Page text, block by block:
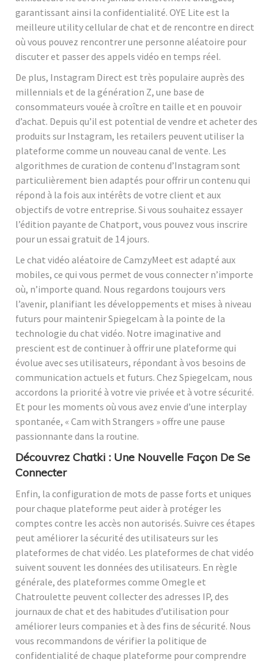
garantissant ainsi la confidentialité. OYE Lite est la
meilleure utility cellular de chat et de rencontre en direct
où vous pouvez rencontrer une personne aléatoire pour
discuter et passer des appels vidéo en temps réel.
De plus, Instagram Direct est très populaire auprès des
millennials et de la génération Z, une base de
consommateurs vouée à croître en taille et en pouvoir
d’achat. Depuis qu’il est potential de vendre et acheter des
produits sur Instagram, les retailers peuvent utiliser la
plateforme comme un nouveau canal de vente. Les
algorithmes de curation de contenu d’Instagram sont
particulièrement bien adaptés pour offrir un contenu qui
répond à la fois aux intérêts de votre client et aux
objectifs de votre entreprise. Si vous souhaitez essayer
l’édition payante de Chatport, vous pouvez vous inscrire
pour un essai gratuit de 14 jours.
Le chat vidéo aléatoire de CamzyMeet est adapté aux
mobiles, ce qui vous permet de vous connecter n’importe
où, n’importe quand. Nous regardons toujours vers
l’avenir, planifiant les développements et mises à niveau
futurs pour maintenir Spiegelcam à la pointe de la
technologie du chat vidéo. Notre imaginative and
prescient est de continuer à offrir une plateforme qui
évolue avec ses utilisateurs, répondant à vos besoins de
communication actuels et futurs. Chez Spiegelcam, nous
accordons la priorité à votre vie privée et à votre sécurité.
Et pour les moments où vous avez envie d’une interplay
spontanée, « Cam with Strangers » offre une pause
passionnante dans la routine.
Découvrez Chatki : Une Nouvelle Façon De Se
Connecter
Enfin, la configuration de mots de passe forts et uniques
pour chaque plateforme peut aider à protéger les
comptes contre les accès non autorisés. Suivre ces étapes
peut améliorer la sécurité des utilisateurs sur les
plateformes de chat vidéo. Les plateformes de chat vidéo
suivent souvent les données des utilisateurs. En règle
générale, des plateformes comme Omegle et
Chatroulette peuvent collecter des adresses IP, des
journaux de chat et des habitudes d’utilisation pour
améliorer leurs companies et à des fins de sécurité. Nous
vous recommandons de vérifier la politique de
confidentialité de chaque plateforme pour comprendre